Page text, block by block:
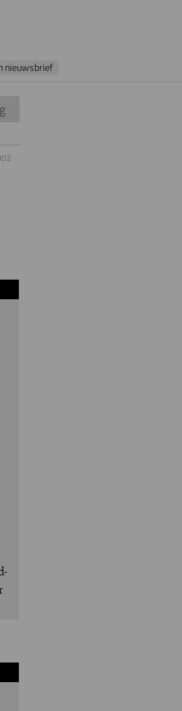
nieuwsbrief